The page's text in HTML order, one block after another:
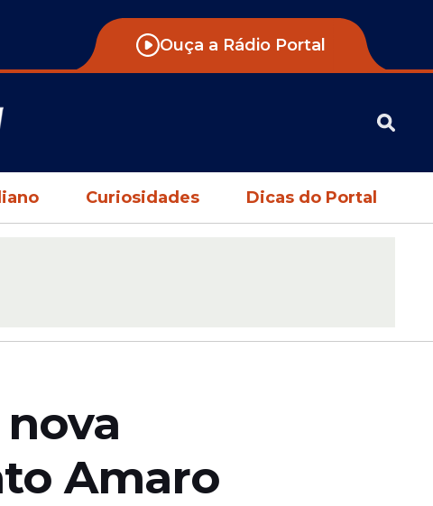
Ouça a Rádio Portal
Curiosidades Dicas do Portal
Amaro